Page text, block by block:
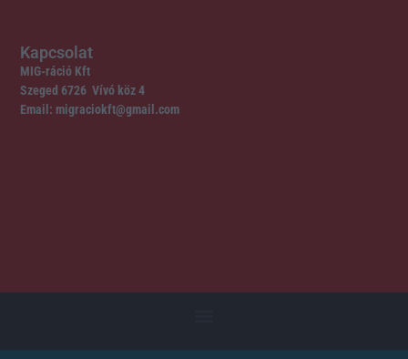
Kapcsolat
MIG-ráció Kft
Szeged 6726 Vívó köz 4
Email: migraciokft@gmail.com